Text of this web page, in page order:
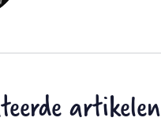
artikelen